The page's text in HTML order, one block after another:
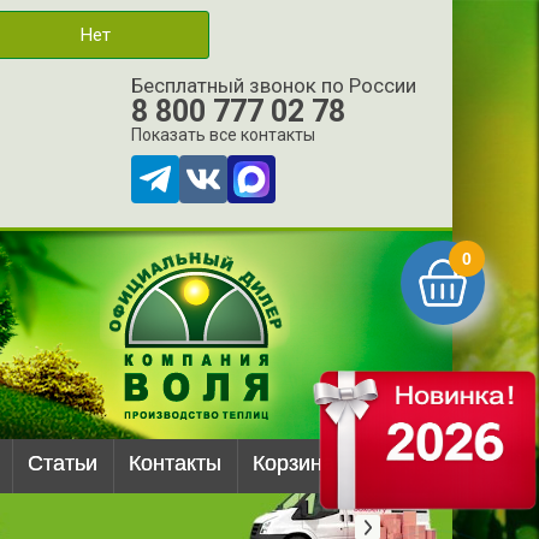
Нет
Бесплатный звонок по России
8 800 777 02 78
Показать все контакты
Статьи Контакты Корзина
0